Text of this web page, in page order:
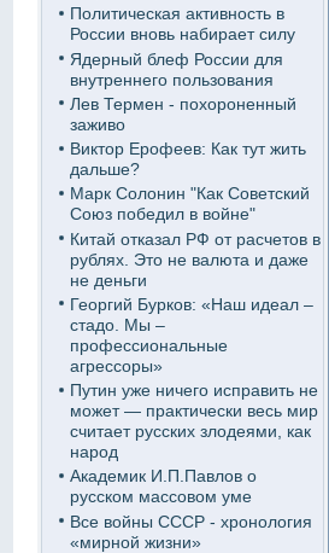
Политическая активность в
России вновь набирает силу
Ядерный блеф России для
внутреннего пользования
Лев Термен - похороненный
заживо
Виктор Ерофеев: Как тут жить
дальше?
Марк Солонин "Как Советский
Союз победил в войне"
Китай отказал РФ от расчетов в
рублях. Это не валюта и даже
не деньги
Георгий Бурков: «Наш идеал –
стадо. Мы –
профессиональные
агрессоры»
Путин уже ничего исправить не
может — практически весь мир
считает русских злодеями, как
народ
Академик И.П.Павлов о
русском массовом уме
Все войны СССР - хронология
«мирной жизни»